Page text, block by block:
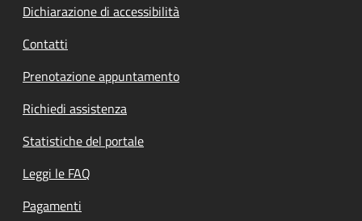
Dichiarazione di accessibilità
Contatti
Prenotazione appuntamento
Richiedi assistenza
Statistiche del portale
Leggi le FAQ
Pagamenti